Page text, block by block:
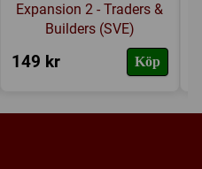
Expansion 2 - Traders &
Builders (SVE)
149 kr Köp